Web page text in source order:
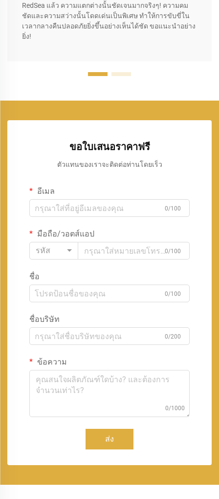
RedSea แล้ว ความแตกต่างนั้นชัดเจนมากจริงๆ! ความคม
ชัดและความสว่างนั้นโดดเด่นเป็นพิเศษ ทำให้การขับขี่ใน
เวลากลางคืนปลอดภัยยิ่งขึ้นอย่างเห็นได้ชัด ขอแนะนำอย่าง
ยิ่ง!
ขอใบเสนอราคาฟรี
ตัวแทนของเราจะติดต่อท่านโดยเร็ว
อีเมล
0/100
มือถือ/วอตส์แอป
รหัส
0/100
ชื่อ
0/100
ชื่อบริษัท
0/200
ข้อความ
0/1000
ส่ง